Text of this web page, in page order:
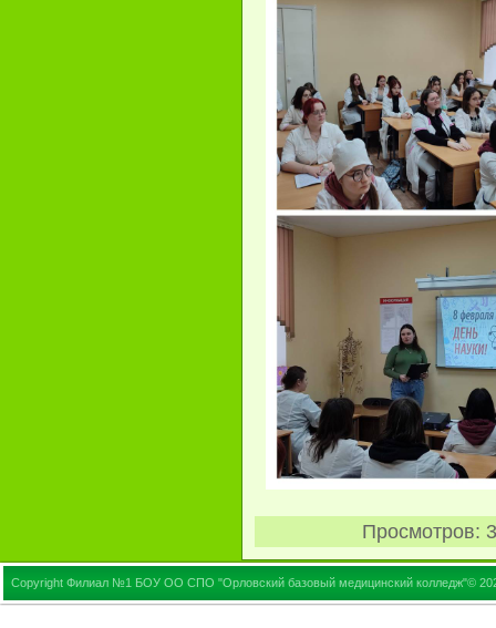
Просмотров:
Copyright Филиал №1 БОУ ОО СПО "Орловский базовый медицинский колледж"©